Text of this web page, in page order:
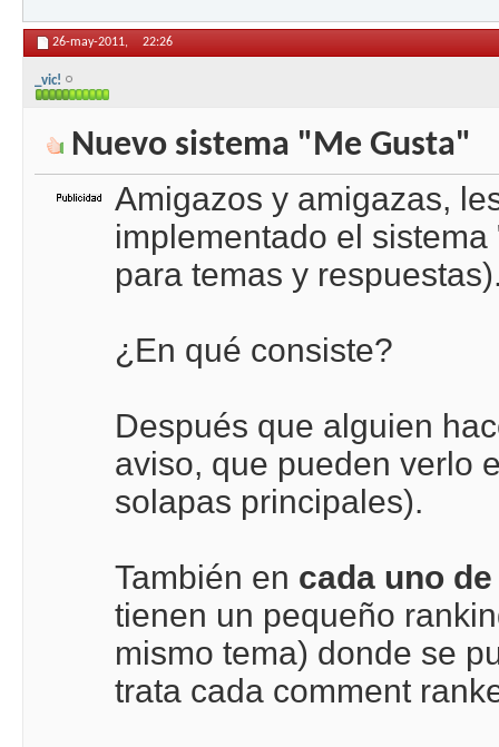
26-may-2011, 22:26
_vic!
Nuevo sistema "Me Gusta"
Amigazos y amigazas,
implementado el
para temas y
¿En qué consiste?
Después que alguien
aviso, que pueden verlo
solapas principales).
También en cada uno
tienen un pequeño
mismo tema) donde se
trata cada comment